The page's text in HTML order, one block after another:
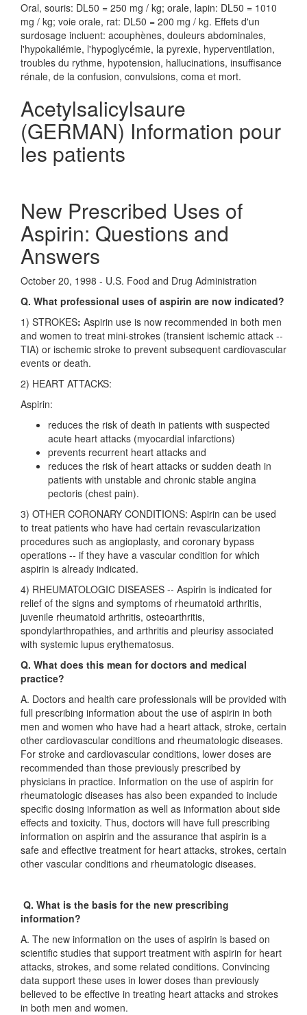
Oral, souris: DL50 = 250 mg / kg; orale, lapin: DL50 = 1010
mg / kg; voie orale, rat: DL50 = 200 mg / kg. Effets d'un
surdosage incluent: acouphènes, douleurs abdominales,
l'hypokaliémie, l'hypoglycémie, la pyrexie, hyperventilation,
troubles du rythme, hypotension, hallucinations, insuffisance
rénale, de la confusion, convulsions, coma et mort.
Acetylsalicylsaure
(GERMAN) Information pour
les patients
New Prescribed Uses of
Aspirin: Questions and
Answers
October 20, 1998 - U.S. Food and Drug Administration
Q. What professional uses of aspirin are now indicated?
1) STROKES: Aspirin use is now recommended in both men
and women to treat mini-strokes (transient ischemic attack --
TIA) or ischemic stroke to prevent subsequent cardiovascular
events or death.
2) HEART ATTACKS:
Aspirin:
reduces the risk of death in patients with suspected
acute heart attacks (myocardial infarctions)
prevents recurrent heart attacks and
reduces the risk of heart attacks or sudden death in
patients with unstable and chronic stable angina
pectoris (chest pain).
3) OTHER CORONARY CONDITIONS: Aspirin can be used
to treat patients who have had certain revascularization
procedures such as angioplasty, and coronary bypass
operations -- if they have a vascular condition for which
aspirin is already indicated.
4) RHEUMATOLOGIC DISEASES -- Aspirin is indicated for
relief of the signs and symptoms of rheumatoid arthritis,
juvenile rheumatoid arthritis, osteoarthritis,
spondylarthropathies, and arthritis and pleurisy associated
with systemic lupus erythematosus.
Q. What does this mean for doctors and medical
practice?
A. Doctors and health care professionals will be provided with
full prescribing information about the use of aspirin in both
men and women who have had a heart attack, stroke, certain
other cardiovascular conditions and rheumatologic diseases.
For stroke and cardiovascular conditions, lower doses are
recommended than those previously prescribed by
physicians in practice. Information on the use of aspirin for
rheumatologic diseases has also been expanded to include
specific dosing information as well as information about side
effects and toxicity. Thus, doctors will have full prescribing
information on aspirin and the assurance that aspirin is a
safe and effective treatment for heart attacks, strokes, certain
other vascular conditions and rheumatologic diseases.
Q. What is the basis for the new prescribing
information?
A. The new information on the uses of aspirin is based on
scientific studies that support treatment with aspirin for heart
attacks, strokes, and some related conditions. Convincing
data support these uses in lower doses than previously
believed to be effective in treating heart attacks and strokes
in both men and women.